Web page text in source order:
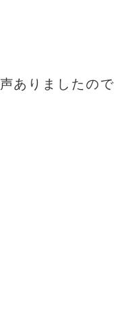
ありましたので